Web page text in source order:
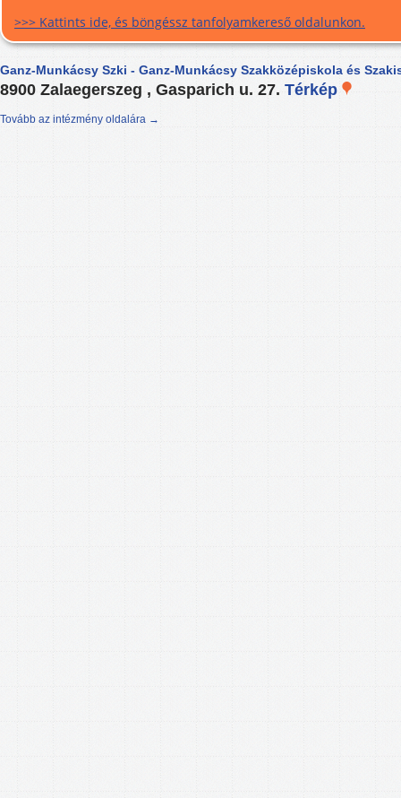
>>> Kattints ide, és böngéssz tanfolyamkereső oldalunkon.
Ganz-Munkácsy Szki - Ganz-Munkácsy Szakközépiskola és
8900 Zalaegerszeg , Gasparich u. 27. Térkép
Tovább az intézmény oldalára →